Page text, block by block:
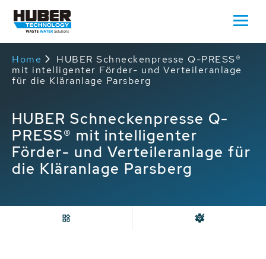
Home
HUBER Schneckenpresse Q-PRESS®
mit intelligenter Förder- und Verteileranlage
für die Kläranlage Parsberg
HUBER Schneckenpresse Q-
PRESS® mit intelligenter
Förder- und Verteileranlage für
die Kläranlage Parsberg